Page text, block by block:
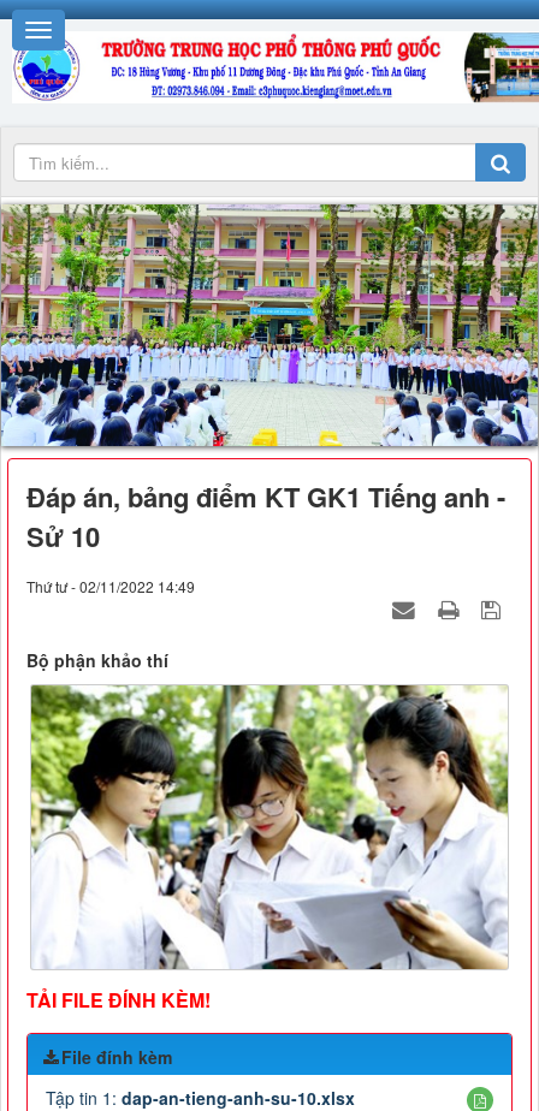
Đáp án, bảng điểm KT GK1 Tiếng anh -
Sử 10
Thứ tư - 02/11/2022 14:49
Bộ phận khảo thí
TẢI FILE ĐÍNH KÈM!
File đính kèm
Tập tin 1: dap-an-tieng-anh-su-10.xlsx